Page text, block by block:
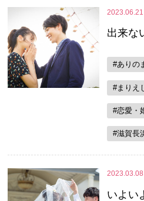
2023.06.21
出来な
#ありの
#まりえ
#恋愛・
#滋賀長
2023.03.08
いよい